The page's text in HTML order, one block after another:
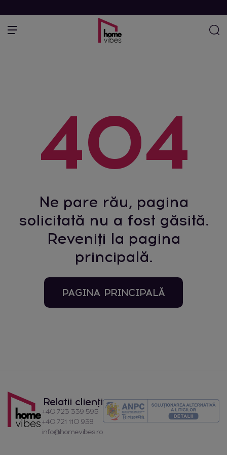
404
Ne pare rău, pagina
solicitată nu a fost găsită.
Reveniți la pagina
principală.
PAGINA PRINCIPALĂ
Relatii clienți
+40 723 339 595
+40 721 110 938
info@homevibes.ro